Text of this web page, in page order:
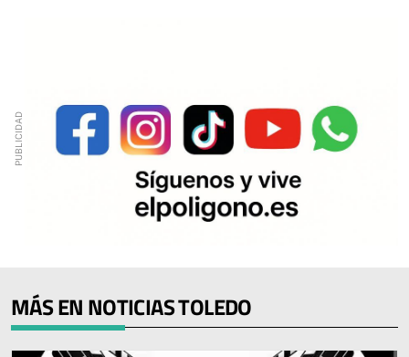
MÁS EN NOTICIAS TOLEDO